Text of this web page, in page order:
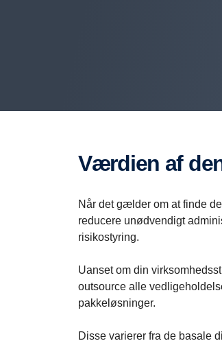
Værdien af
Når det gælder om at finde
reducere unødvendigt
risikostyring.
Uanset om din
outsource alle
pakkeløsninger.
Disse varierer fra de basale